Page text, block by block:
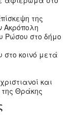
της
Ακρόπολη
Ρώσου στο δήμο
στο κοινό μετά
και
Θράκης